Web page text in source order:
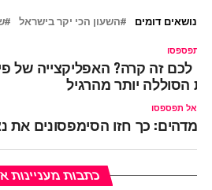
נושאים דומים השעון הכי יקר בישראל
תפספסו
לכם זה קרה? האפליקצייה של
הסוללה יותר מהרגיל
אל תפספסו
מדהים: כך חזו הסימפסונים את
כתבות מעניינות